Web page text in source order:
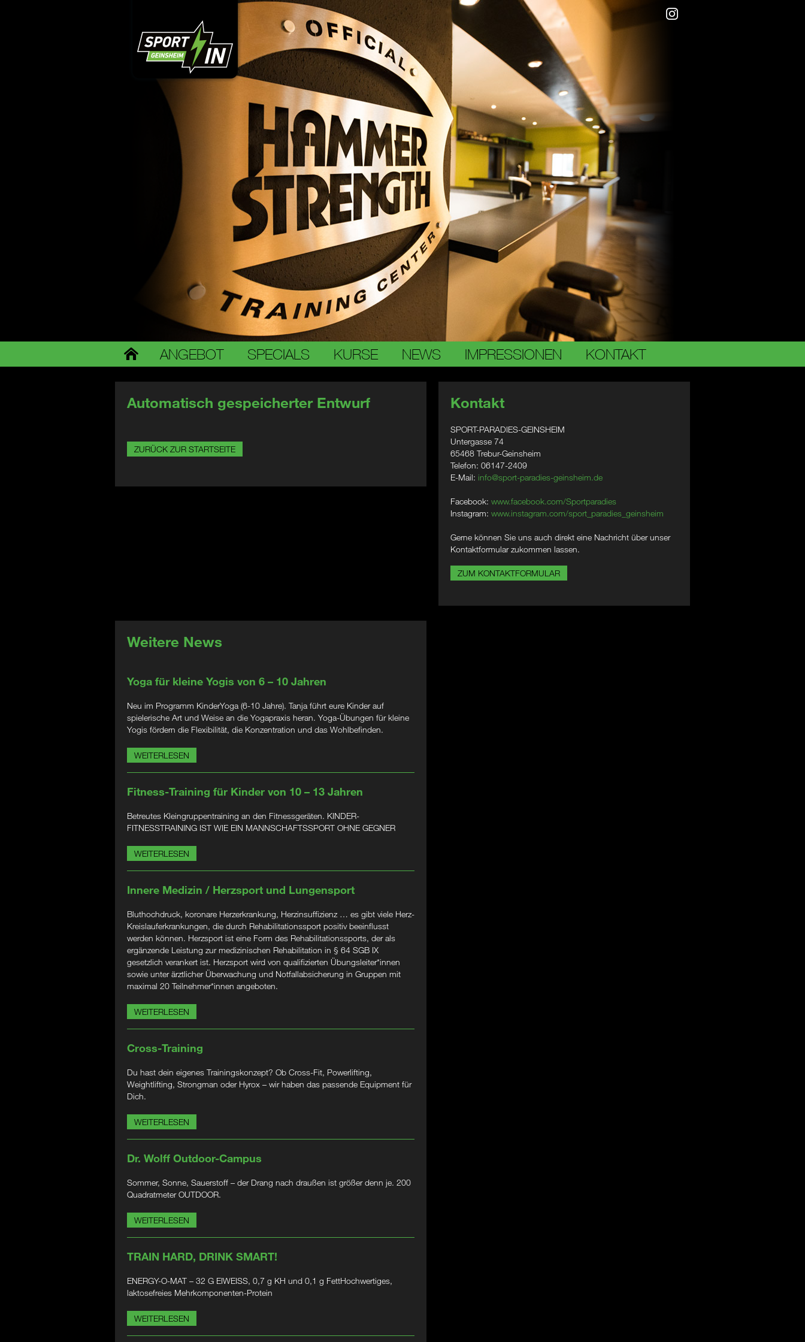
ANGEBOT SPECIALS KURSE NEWS IMPRESSIONEN KONTAKT
Automatisch gespeicherter Entwurf
ZURÜCK ZUR STARTSEITE
Kontakt
SPORT-PARADIES-GEINSHEIM
Untergasse 74
65468 Trebur-Geinsheim
Telefon: 06147-2409
E-Mail: info@sport-paradies-geinsheim.de
Facebook: www.facebook.com/Sportparadies
Instagram: www.instagram.com/sport_paradies_geinsheim
Gerne können Sie uns auch direkt eine Nachricht über unser
Kontaktformular zukommen lassen.
ZUM KONTAKTFORMULAR
Weitere News
Yoga für kleine Yogis von 6 – 10 Jahren
Neu im Programm KinderYoga (6-10 Jahre). Tanja führt eure Kinder auf
spielerische Art und Weise an die Yogapraxis heran. Yoga-Übungen für kleine
Yogis fördern die Flexibilität, die Konzentration und das Wohlbefinden.
WEITERLESEN
Fitness-Training für Kinder von 10 – 13 Jahren
Betreutes Kleingruppentraining an den Fitnessgeräten. KINDER-
FITNESSTRAINING IST WIE EIN MANNSCHAFTSSPORT OHNE GEGNER
WEITERLESEN
Innere Medizin / Herzsport und Lungensport
Bluthochdruck, koronare Herzerkrankung, Herzinsuffizienz … es gibt viele Herz-
Kreislauferkrankungen, die durch Rehabilitationssport positiv beeinflusst
werden können. Herzsport ist eine Form des Rehabilitationssports, der als
ergänzende Leistung zur medizinischen Rehabilitation in § 64 SGB IX
gesetzlich verankert ist. Herzsport wird von qualifizierten Übungsleiter*innen
sowie unter ärztlicher Überwachung und Notfallabsicherung in Gruppen mit
maximal 20 Teilnehmer*innen angeboten.
WEITERLESEN
Cross-Training
Du hast dein eigenes Trainingskonzept? Ob Cross-Fit, Powerlifting,
Weightlifting, Strongman oder Hyrox – wir haben das passende Equipment für
Dich.
WEITERLESEN
Dr. Wolff Outdoor-Campus
Sommer, Sonne, Sauerstoff – der Drang nach draußen ist größer denn je. 200
Quadratmeter OUTDOOR.
WEITERLESEN
TRAIN HARD, DRINK SMART!
ENERGY-O-MAT – 32 G EIWEISS, 0,7 g KH und 0,1 g FettHochwertiges,
laktosefreies Mehrkomponenten-Protein
WEITERLESEN